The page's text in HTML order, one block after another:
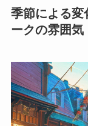
季節による変
ークの雰囲気